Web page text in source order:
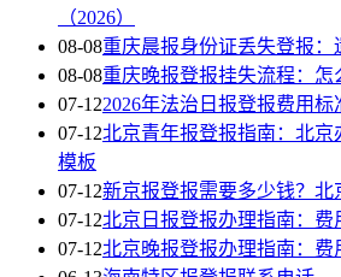
（2026）
08-08重庆晨报身份证丢失登报：
08-08重庆晚报登报挂失流程：
07-122026年法治日报登报费用
07-12北京青年报登报指南：北京
模板
07-12新京报登报需要多少钱？北
07-12北京日报登报办理指南：费
07-12北京晚报登报办理指南：费